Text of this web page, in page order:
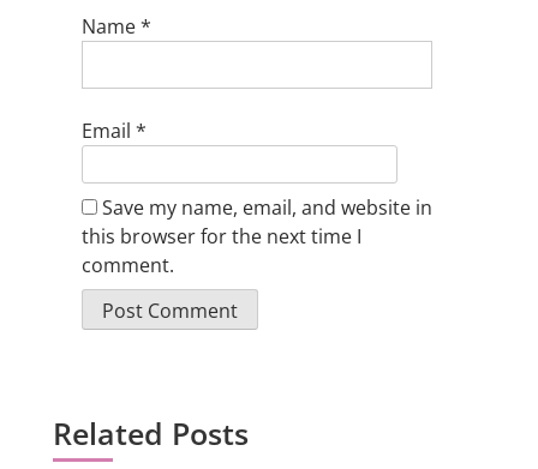
Name*
Email *
Save my name, email, and website in
this browser for the next time I
comment.
Related Posts